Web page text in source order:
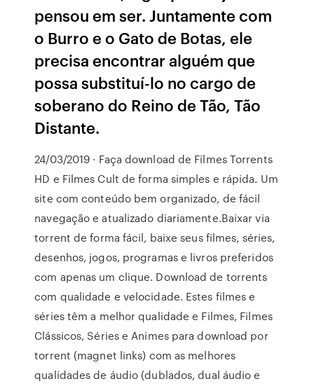
pensou em ser. Juntamente com
o Burro e o Gato de Botas, ele
precisa encontrar alguém que
possa substituí-lo no cargo de
soberano do Reino de Tão, Tão
Distante.
24/03/2019 · Faça download de Filmes Torrents
HD e Filmes Cult de forma simples e rápida. Um
site com conteúdo bem organizado, de fácil
navegação e atualizado diariamente.Baixar via
torrent de forma fácil, baixe seus filmes, séries,
desenhos, jogos, programas e livros preferidos
com apenas um clique. Download de torrents
com qualidade e velocidade. Estes filmes e
séries têm a melhor qualidade e Filmes, Filmes
Clássicos, Séries e Animes para download por
torrent (magnet links) com as melhores
qualidades de áudio (dublados, dual áudio e